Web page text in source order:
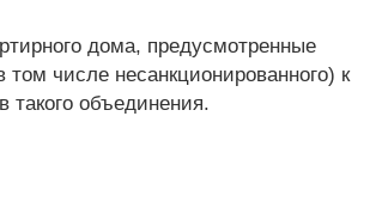
дома, предусмотренные
числе несанкционированного) к
объединения.